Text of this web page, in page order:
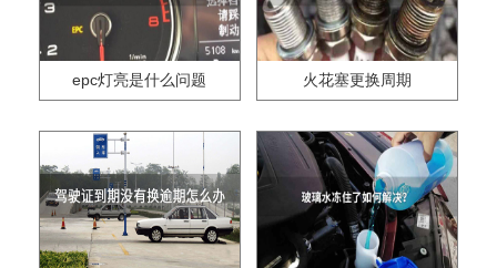
epc灯亮是什么问题 火花塞更换周期